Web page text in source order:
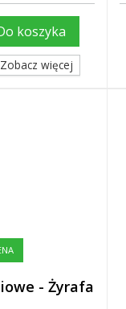
koszyka
Zobacz więcej
- Żyrafa